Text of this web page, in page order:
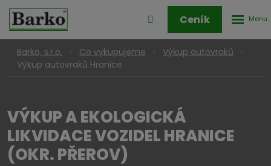
Přihlášení
klienstké
zóny
Ceník
Barko, s.r.o. Co vykupujeme
Výkup autovraků
Výkup autovraků Hranice
VÝKUP A EKOLOGICKÁ
LIKVIDACE VOZIDEL HRANICE
(OKR. PŘEROV)